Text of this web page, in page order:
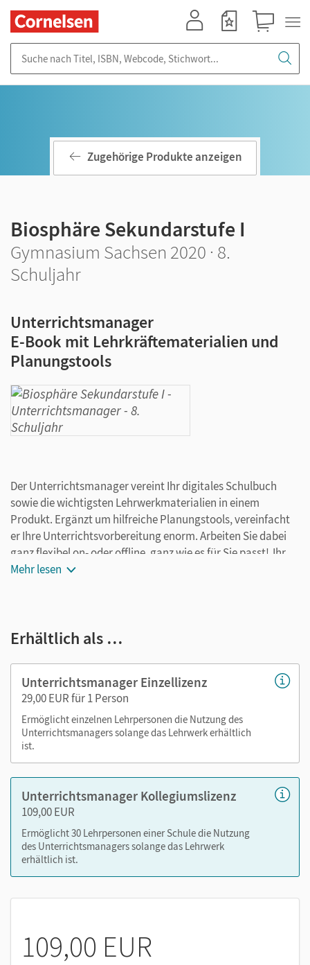
Zugehörige Produkte anzeigen
Biosphäre Sekundarstufe I
Gymnasium Sachsen 2020 · 8.
Schuljahr
Unterrichtsmanager
E-Book mit Lehrkräftematerialien und
Planungstools
Der Unterrichtsmanager vereint Ihr digitales Schulbuch
sowie die wichtigsten Lehrwerkmaterialien in einem
Produkt. Ergänzt um hilfreiche Planungstools, vereinfacht
er Ihre Unterrichtsvorbereitung enorm. Arbeiten Sie dabei
ganz flexibel on- oder offline, ganz wie es für Sie passt! Ihr
Unterrichtsmanager enthält:
Arbeitsblätter als PDF
editierbare Kopiervorlagen
Nutzen Sie den Unterrichtsmanager auf lernen.cornelsen.de
oder über die Cornelsen Lernen App.
Mehr lesen
Erhältlich als …
Unterrichtsmanager Einzellizenz
29,00 EUR für 1 Person
Ermöglicht einzelnen Lehrpersonen die Nutzung des
Unterrichtsmanagers solange das Lehrwerk erhältlich
ist.
Unterrichtsmanager Kollegiumslizenz
109,00 EUR
Ermöglicht 30 Lehrpersonen einer Schule die Nutzung
des Unterrichtsmanagers solange das Lehrwerk
erhältlich ist.
109,00 EUR